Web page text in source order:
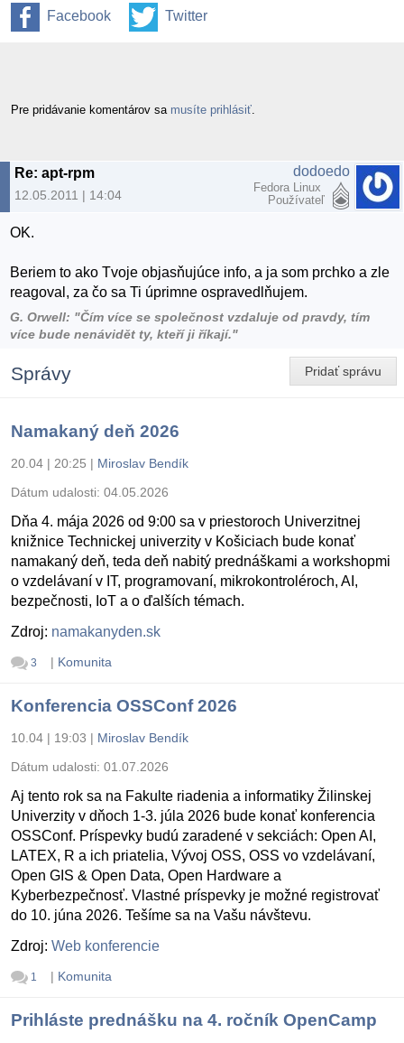
Facebook Twitter
Pre pridávanie komentárov sa musíte prihlásiť
Re: apt-rpm
12.05.2011 | 14:04
dodoedo
Fedora Linux
Používateľ
OK.
Beriem to ako Tvoje objasňujúce info, a ja som prchko a zle
reagoval, za čo sa Ti úprimne ospravedlňujem.
G. Orwell: "Čím více se společnost vzdaluje od pravdy, tím
více bude nenávidět ty, kteří ji říkají."
Pridať správu
Správy
Namakaný deň 2026
20.04 | 20:25 | Miroslav Bendík
Dátum udalosti: 04.05.2026
Dňa 4. mája 2026 od 9:00 sa v priestoroch Univerzitnej
knižnice Technickej univerzity v Košiciach bude konať
namakaný deň, teda deň nabitý prednáškami a workshopmi
o vzdelávaní v IT, programovaní, mikrokontroléroch, AI,
bezpečnosti, IoT a o ďalších témach.
Zdroj: namakanyden.sk
3 | Komunita
Konferencia OSSConf 2026
10.04 | 19:03 | Miroslav Bendík
Dátum udalosti: 01.07.2026
Aj tento rok sa na Fakulte riadenia a informatiky Žilinskej
Univerzity v dňoch 1-3. júla 2026 bude konať konferencia
OSSConf. Príspevky budú zaradené v sekciách: Open AI,
LATEX, R a ich priatelia, Vývoj OSS, OSS vo vzdelávaní,
Open GIS & Open Data, Open Hardware a
Kyberbezpečnosť. Vlastné príspevky je možné registrovať
do 10. júna 2026. Tešíme sa na Vašu návštevu.
Zdroj: Web konferencie
1 | Komunita
Prihláste prednášku na 4. ročník OpenCamp